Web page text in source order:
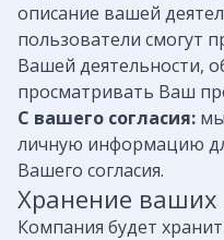
описание вашей
пользователи смогут
Вашей деятельности,
просматривать Ваш
С вашего согласия:
личную информацию
Вашего согласия.
Хранение
Компания будет